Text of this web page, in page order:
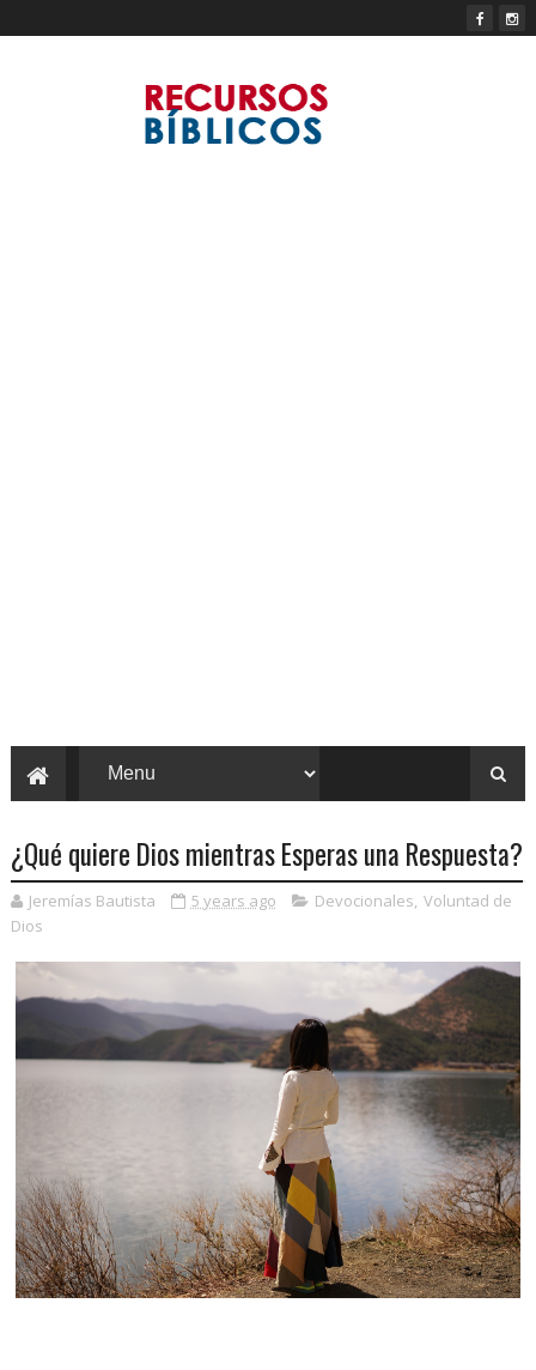
¿Qué quiere Dios mientras Esperas una Respuesta?
Jeremías Bautista 5 years ago Devocionales, Voluntad de
Dios